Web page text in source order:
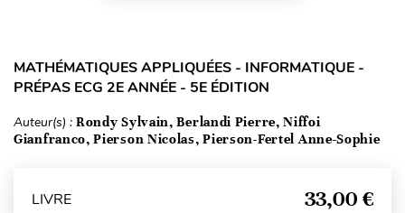
MATHÉMATIQUES APPLIQUÉES - INFORMATIQUE -
PRÉPAS ECG 2E ANNÉE - 5E ÉDITION
Auteur(s) : Rondy Sylvain, Berlandi Pierre, Niffoi
Gianfranco, Pierson Nicolas, Pierson-Fertel Anne-Sophie
LIVRE 33,00 €